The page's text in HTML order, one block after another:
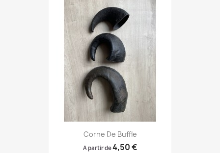
Corne De Buffle
A partir de4,50 €